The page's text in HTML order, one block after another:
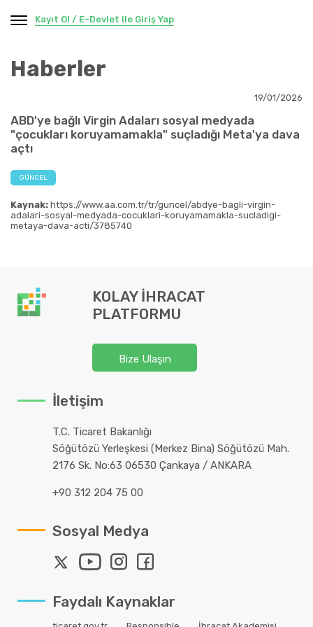
Kayıt Ol / E-Devlet ile Giriş Yap
Haberler
19/01/2026
ABD'ye bağlı Virgin Adaları sosyal medyada
"çocukları koruyamamakla" suçladığı Meta'ya dava
açtı
GÜNCEL
Kaynak: https://www.aa.com.tr/tr/guncel/abdye-bagli-virgin-
adalari-sosyal-medyada-cocuklari-koruyamamakla-sucladigi-
metaya-dava-acti/3785740
KOLAY İHRACAT
PLATFORMU
Bize Ulaşın
İletişim
T.C. Ticaret Bakanlığı
Söğütözü Yerleşkesi (Merkez Bina) Söğütözü Mah.
2176 Sk. No:63 06530 Çankaya / ANKARA
+90 312 204 75 00
Sosyal Medya
Faydalı Kaynaklar